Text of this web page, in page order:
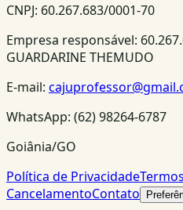
CNPJ: 60.267.683/0001-70
Empresa responsável:
GUARDARINE THEMUDO
E-mail:
WhatsApp: (62) 98264-6787
Goiânia/GO
Política de Privacidade
CancelamentoContato